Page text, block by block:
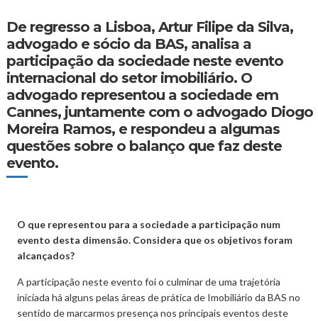
De regresso a Lisboa, Artur Filipe da Silva,
advogado e sócio da BAS, analisa a
participação da sociedade neste evento
internacional do setor imobiliário. O
advogado representou a sociedade em
Cannes, juntamente com o advogado Diogo
Moreira Ramos, e respondeu a algumas
questões sobre o balanço que faz deste
evento.
O que representou para a sociedade a participação num
evento desta dimensão. Considera que os objetivos foram
alcançados?
A participação neste evento foi o culminar de uma trajetória
iniciada há alguns pelas áreas de prática de Imobiliário da BAS no
sentido de marcarmos presença nos principais eventos deste